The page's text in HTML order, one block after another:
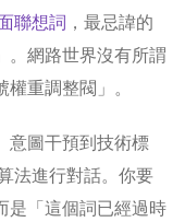
聯想詞 ，最忌諱的
。網路世界沒有所謂
重調整閥」。
意圖干預到技術標
法進行對話。你要
是「這個詞已經過時